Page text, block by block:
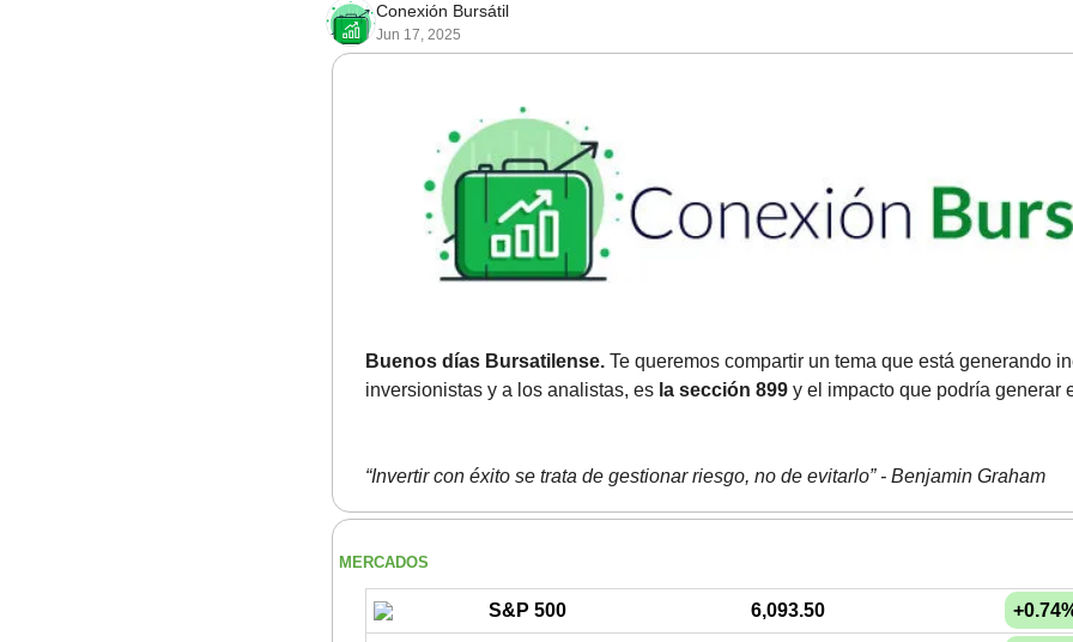
Conexión Bursátil
Jun 17, 2025
Buenos días Bursatilense. Te queremos compartir un tema que está generando
inversionistas y a los analistas, es la sección 899 y el impacto que podría generar
“Invertir con éxito se trata de gestionar riesgo, no de evitarlo” - Benjamin Graham
MERCADOS
S&P 500 6,093.50